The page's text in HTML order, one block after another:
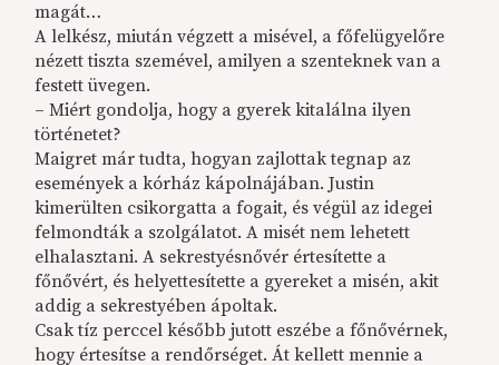
magát…
A lelkész, miután végzett a misével, a főfelügyelőre
nézett tiszta szemével, amilyen a szenteknek van a
festett üvegen.
– Miért gondolja, hogy a gyerek kitalálna ilyen
történetet?
Maigret már tudta, hogyan zajlottak tegnap az
események a kórház kápolnájában. Justin
kimerülten csikorgatta a fogait, és végül az idegei
felmondták a szolgálatot. A misét nem lehetett
elhalasztani. A sekrestyésnővér értesítette a
főnővért, és helyettesítette a gyereket a misén, akit
addig a sekrestyében ápoltak.
Csak tíz perccel később jutott eszébe a főnővérnek,
hogy értesítse a rendőrséget. Át kellett mennie a